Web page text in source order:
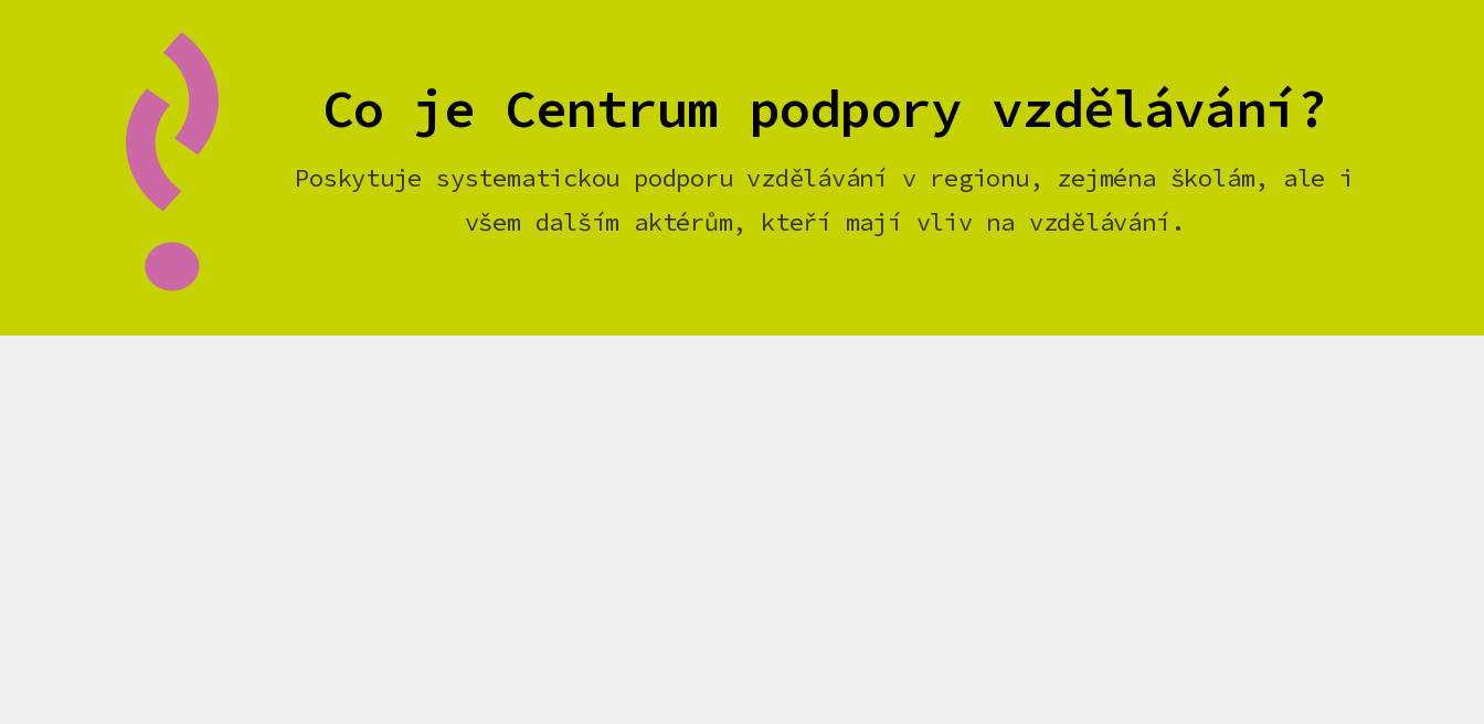
Co je Centrum podpory vzdělávání?
Poskytuje systematickou podporu vzdělávání v regionu, zejména školám, ale i
všem dalším aktérům, kteří mají vliv na vzdělávání.